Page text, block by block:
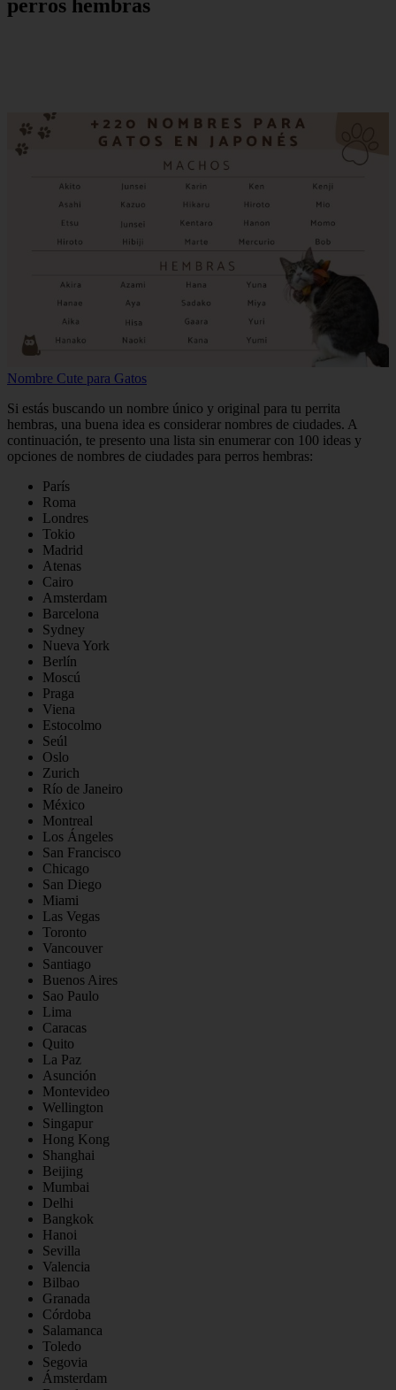
perros hembras
Nombre Cute para Gatos
Si estás buscando un nombre único y original para tu perrita
hembras, una buena idea es considerar nombres de ciudades. A
continuación, te presento una lista sin enumerar con 100 ideas y
opciones de nombres de ciudades para perros hembras:
París
Roma
Londres
Tokio
Madrid
Atenas
Cairo
Amsterdam
Barcelona
Sydney
Nueva York
Berlín
Moscú
Praga
Viena
Estocolmo
Seúl
Oslo
Zurich
Río de Janeiro
México
Montreal
Los Ángeles
San Francisco
Chicago
San Diego
Miami
Las Vegas
Toronto
Vancouver
Santiago
Buenos Aires
Sao Paulo
Lima
Caracas
Quito
La Paz
Asunción
Montevideo
Wellington
Singapur
Hong Kong
Shanghai
Beijing
Mumbai
Delhi
Bangkok
Hanoi
Sevilla
Valencia
Bilbao
Granada
Córdoba
Salamanca
Toledo
Segovia
Ámsterdam